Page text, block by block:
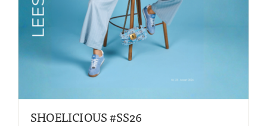
SHOELICIOUS #SS26